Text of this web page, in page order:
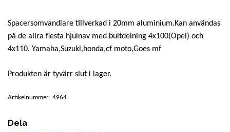
Spacersomvandlare tillverkad i 20mm aluminium.Kan användas
på de allra flesta hjulnav med bultdelning 4x100(Opel) och
4x110. Yamaha,Suzuki,honda,cf moto,Goes mf
Produkten är tyvärr slut i lager.
Artikelnummer: 4964
Dela